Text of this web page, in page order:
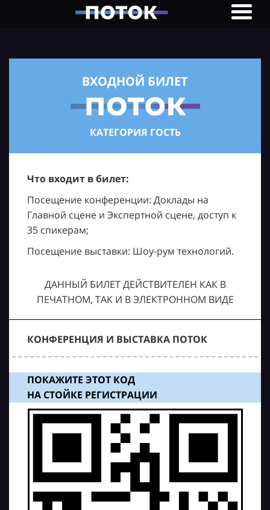
ВХОДНОЙ БИЛЕТ
КАТЕГОРИЯ ГОСТЬ
Что входит в билет:
Посещение конференции: Доклады на
Главной сцене и Экспертной сцене, доступ к
35 спикерам;
Посещение выставки: Шоу-рум технологий.
ДАННЫЙ БИЛЕТ ДЕЙСТВИТЕЛЕН КАК В
ПЕЧАТНОМ, ТАК И В ЭЛЕКТРОННОМ ВИДЕ
КОНФЕРЕНЦИЯ И ВЫСТАВКА ПОТОК
ПОКАЖИТЕ ЭТОТ КОД
НА СТОЙКЕ РЕГИСТРАЦИИ